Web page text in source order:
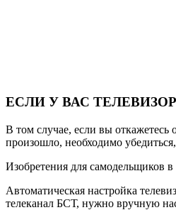
ЕСЛИ У ВАС
В том случае, если вы откажетесь
произошло, необходимо
Изобретения для самодельщиков
Автоматическая настройка
телеканал БСТ, нужно вручную